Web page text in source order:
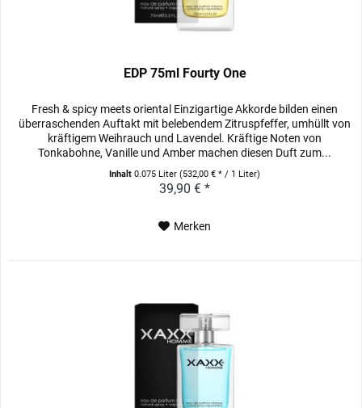
EDP 75ml Fourty One
Fresh & spicy meets oriental Einzigartige Akkorde bilden einen
überraschenden Auftakt mit belebendem Zitruspfeffer, umhüllt von
kräftigem Weihrauch und Lavendel. Kräftige Noten von
Tonkabohne, Vanille und Amber machen diesen Duft zum...
Inhalt0.075 Liter(532,00 € * / 1 Liter)
39,90 € *
Merken